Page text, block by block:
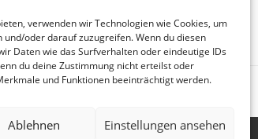
verwenden wir Technologien wie Cookies, um
oder darauf zuzugreifen. Wenn du diesen
Daten wie das Surfverhalten oder eindeutige IDs
du deine Zustimmung nicht erteilst oder
und Funktionen beeinträchtigt werden.
Ablehnen Einstellungen ansehen